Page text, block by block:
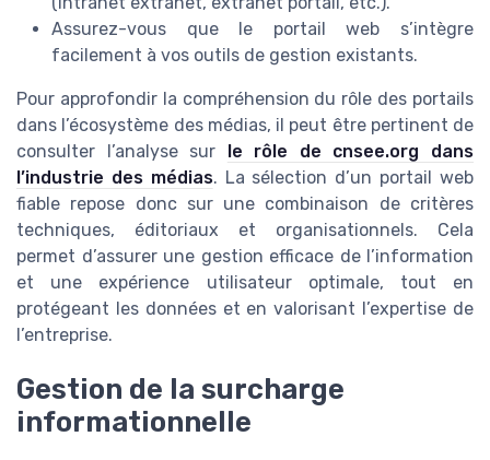
Assurez-vous que le portail web s’intègre
facilement à vos outils de gestion existants.
Pour approfondir la compréhension du rôle des portails
dans l’écosystème des médias, il peut être pertinent de
consulter l’analyse sur le rôle de cnsee.org dans
l’industrie des médias. La sélection d’un portail web
fiable repose donc sur une combinaison de critères
techniques, éditoriaux et organisationnels. Cela
permet d’assurer une gestion efficace de l’information
et une expérience utilisateur optimale, tout en
protégeant les données et en valorisant l’expertise de
l’entreprise.
Gestion de la surcharge
informationnelle